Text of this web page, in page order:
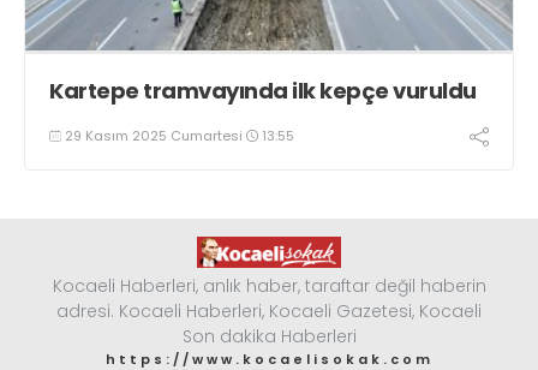
Kartepe tramvayında ilk kepçe vuruldu
29 Kasım 2025 Cumartesi 13:55
Kocaeli Haberleri, anlık haber, taraftar değil haberin
adresi. Kocaeli Haberleri, Kocaeli Gazetesi, Kocaeli
Son dakika Haberleri
https://www.kocaelisokak.com